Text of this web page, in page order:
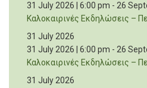
31 July 2026 | 6:00 pm - 26
Καλοκαιρινές Εκδηλώσεις –
31 July 2026
31 July 2026 | 6:00 pm - 26
Καλοκαιρινές Εκδηλώσεις –
31 July 2026